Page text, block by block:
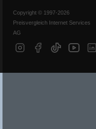
Copyright © 1997-2026
Preisvergleich Internet Services
AG